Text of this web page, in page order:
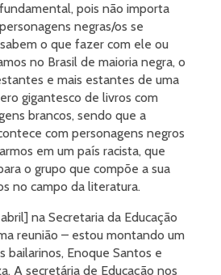
pois não importa
negras/os se
o que fazer com ele ou
no Brasil de maioria negra, o
e mais estantes de uma
gigantesco de livros com
brancos, sendo que a
com personagens negros
em um país racista, que
o grupo que compõe a sua
no campo da literatura.
na Secretaria da Educação
reunião – estou montando um
bailarinos, Enoque Santos e
A secretária de Educação nos